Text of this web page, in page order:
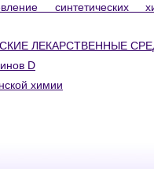
синтетических
ЛЕКАРСТВЕННЫЕ
D
химии